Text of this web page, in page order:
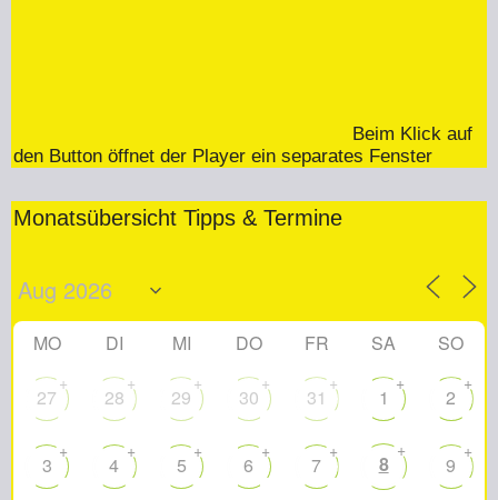
Beim Klick auf
den Button öffnet der Player ein separates Fenster
Monatsübersicht Tipps & Termine
MO DI MI DO FR SA SO
27
+
28
+
29
+
30
+
31
+
1
+
2
+
3
+
4
+
5
+
6
+
7
+
8
+
9
+